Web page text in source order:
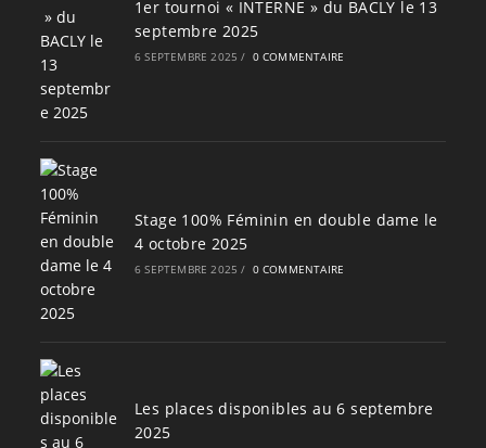
1er tournoi « INTERNE » du BACLY le 13
septembre 2025
6 SEPTEMBRE 2025 / 0 COMMENTAIRE
Stage 100% Féminin en double dame le
4 octobre 2025
6 SEPTEMBRE 2025 / 0 COMMENTAIRE
Les places disponibles au 6 septembre
2025